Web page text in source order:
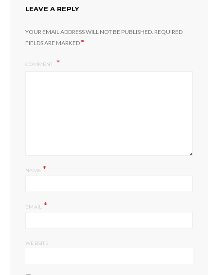
LEAVE A REPLY
YOUR EMAIL ADDRESS WILL NOT BE PUBLISHED. REQUIRED
FIELDS ARE MARKED*
COMMENT
NAME*
EMAIL *
WEBSITE